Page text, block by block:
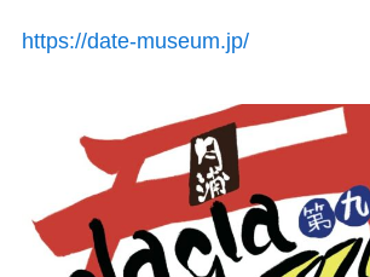
https://date-museum.jp/